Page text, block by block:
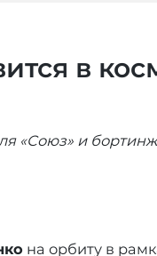
в
«Союз» и
на орбиту в